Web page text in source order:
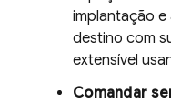
implantação
destino com
extensível
Comandar